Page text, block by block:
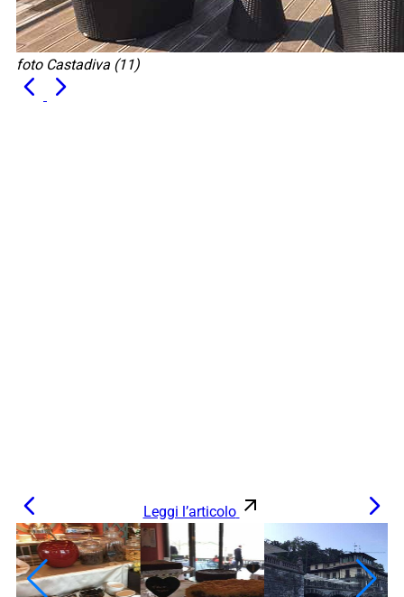
foto Castadiva (11)
Leggi l’articolo